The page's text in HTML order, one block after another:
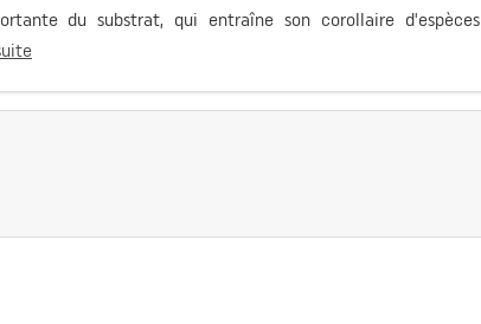
du substrat, qui entraîne son corollaire d'espèces